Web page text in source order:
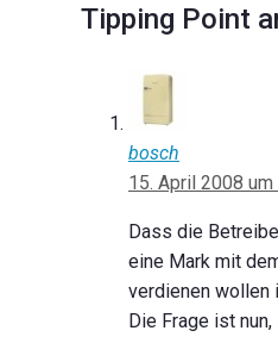
Tipping Point
bosch
15. April 2008 um
Dass die
eine Mark mit
verdienen
Die Frage ist